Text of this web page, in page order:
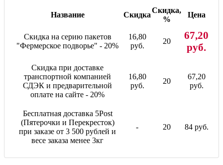
Название Скидка
Скидка,
%
Цена
Скидка на серию пакетов
"Фермерское подворье" - 20%
16,80
руб.
20
67,20
руб.
Скидка при доставке
транспортной компанией
СДЭК и предварительной
оплате на сайте - 20%
16,80
руб.
20
67,20
руб.
Бесплатная доставка 5Post
(Пятерочки и Перекресток)
при заказе от 3 500 рублей и
весе заказа менее 3кг
- 20 84 руб.